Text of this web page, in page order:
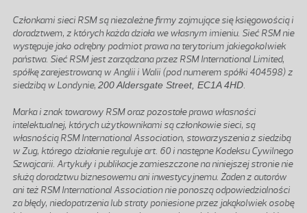
Członkami sieci RSM są niezależne firmy zajmujące się księgowością i
doradztwem, z których każda działa we własnym imieniu. Sieć RSM nie
występuje jako odrębny podmiot prawa na terytorium jakiegokolwiek
państwa. Sieć RSM jest zarządzana przez RSM International Limited,
spółkę zarejestrowaną w Anglii i Walii (pod numerem spółki 404598) z
siedzibą w Londynie, 200 Aldersgate Street, EC1A 4HD.
Marka i znak towarowy RSM oraz pozostałe prawa własności
intelektualnej, których użytkownikami są członkowie sieci, są
własnością RSM International Association, stowarzyszenia z siedzibą
w Zug, którego działanie reguluje art. 60 i następne Kodeksu Cywilnego
Szwajcarii. Artykuły i publikacje zamieszczone na niniejszej stronie nie
służą doradztwu biznesowemu ani inwestycyjnemu. Żaden z autorów
ani też RSM International Association nie ponoszą odpowiedzialności
za błędy, niedopatrzenia lub straty poniesione przez jakąkolwiek osobę